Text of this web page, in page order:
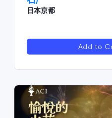
日本京都
Add to